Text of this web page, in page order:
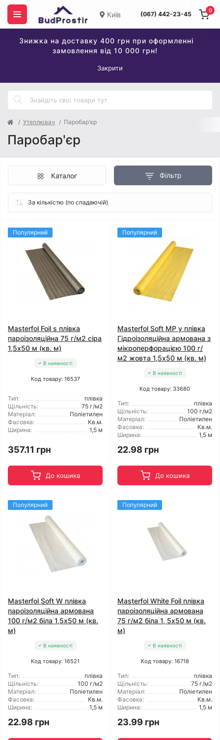
Київ (067) 442-23-45
Знижка на доставку 400 грн при оформленні
замовлення від 10 000 грн!
Закрити
0
Утеплювач Паробар'єр
Паробар'єр
Фільтр
Каталог
Популярний
Masterfol Foil s плівка
пароізоляційна 75 г/м2 сіра
1,5x50 м (кв. м)
В наявності
Код товару: 16537
Тип:
плівка
Щільність:
75 г/м2
Матеріал:
Поліетилен
Фасовка:
Кв.м.
Ширина:
1,5 м
357.11 грн
До кошика
Популярний
Masterfol Soft MP y плівка
Гідроізоляційна армована з
мікроперфорацією 100 г/
м2 жовта 1,5x50 м (кв. м)
В наявності
Код товару: 33680
Тип:
плівка
Щільність:
100 г/м2
Матеріал:
Поліетилен
Фасовка:
Кв.м.
Ширина:
1,5 м
22.98 грн
До кошика
Популярний
Masterfol Soft W плівка
пароізоляційна армована
100 г/м2 біла 1,5x50 м (кв.
м)
В наявності
Код товару: 16521
Тип:
плівка
Щільність:
100 г/м2
Матеріал:
Поліетилен
Фасовка:
Кв.м.
Ширина:
1,5 м
22.98 грн
Популярний
Masterfol White Foil плівка
пароізоляційна армована
75 г/м2 біла 1, 5x50 м (кв.
м)
В наявності
Код товару: 16718
Тип:
плівка
Щільність:
75 г/м2
Матеріал:
Поліетилен
Фасовка:
Кв.м.
Ширина:
1,5 м
23.99 грн